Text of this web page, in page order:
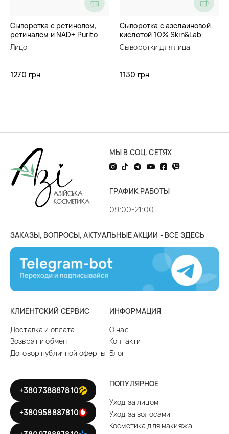
Сыворотка с ретинолом,
ретиналем и NAD+ Purito
Retinol Retinal 2000 NAD+
Serum
Лицо
1270 грн
Сыворотка с азелаиновой
кислотой 10% Skin&Lab
Azelaic Acid 10% Balancing
Serum
Сыворотки для лица
1130 грн
МЫ В СОЦ. СЕТЯХ
ГРАФИК РАБОТЫ
09:00-21:00
ЗАКАЗЫ, ВОПРОСЫ, АКТУАЛЬНЫЕ АКЦИИ - ВСЕ ЗДЕСЬ
КЛИЕНТСКИЙ СЕРВИС
Доставка и оплата
Возврат и обмен
Договор публичной оферты
ИНФОРМАЦИЯ
О нас
Контакти
Блог
+380738887810
+380958887810
ПОПУЛЯРНОЕ
Уход за лицом
Уход за волосами
Косметика для макияжа